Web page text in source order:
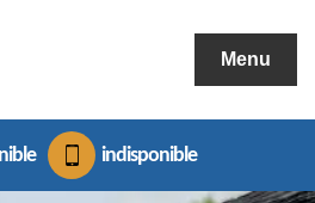
Menu
indisponible